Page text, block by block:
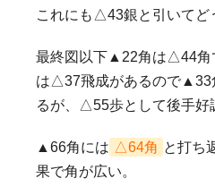
これにも△43銀と引いてど
最終図以下▲22角は△44角
は△37飛成があるので
るが、△55歩として後手好
▲66角には △64角 と打ち
果で角が広い。